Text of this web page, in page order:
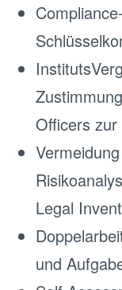
Officers
Legal
und